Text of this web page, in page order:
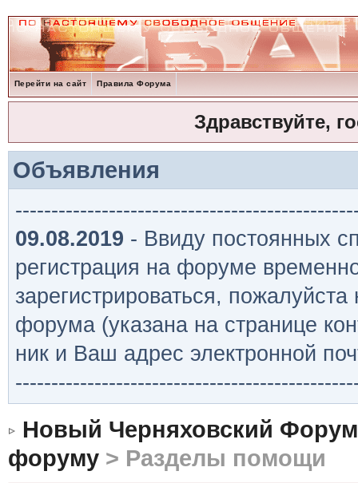
Перейти на сайт Правила Форума
Здравствуйте,
Объявления
09.08.2019 - Ввиду постоянных
регистрация на форуме
зарегистрироваться,
форума (указана на странице
ник и Ваш адрес электронной
Новый Черняховский Форум
форуму> Разделы помощи